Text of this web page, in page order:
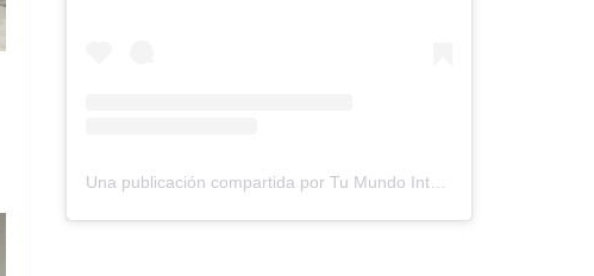
Una publicación compartida por Tu Mundo Inter (@tumundointer)